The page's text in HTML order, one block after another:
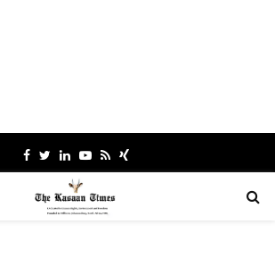
Facebook
TwitterLinkedinYoutube
RssXing